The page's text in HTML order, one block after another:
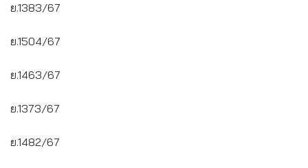
ย.1383/67
ย.1504/67
ย.1463/67
ย.1373/67
ย.1482/67